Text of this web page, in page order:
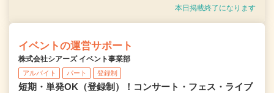
本日掲載終了になります
イベントの運営サポート
株式会社シアーズ イベント事業部
アルバイト パート 登録制
短期・単発OK（登録制）！コンサート・フェス・ライブ